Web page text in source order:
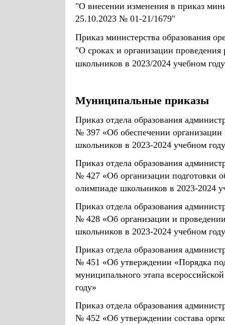
"О внесении изменения в приказ
25.10.2023 № 01-21/1679"
Приказ министерства образования
"О сроках и организации проведения
школьников в 2023/2024 учебном
Муниципальные приказы
Приказ отдела образования
№ 397 «Об обеспечении
школьников в 2023-2024 учебном
Приказ отдела образования
№ 427 «Об организации подготовки
олимпиаде школьников в 2023-2024
Приказ отдела образования
№ 428 «Об организации и
школьников в 2023-2024 учебном
Приказ отдела образования
№ 451 «Об утверждении «Порядка
муниципального этапа
году»
Приказ отдела образования
№ 452 «Об утверждении состава